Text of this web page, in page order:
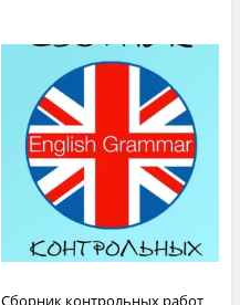
Сборник контрольных работ